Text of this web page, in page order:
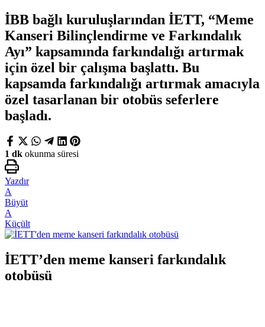
İBB bağlı kuruluşlarından İETT, “Meme
Kanseri Bilinçlendirme ve Farkındalık
Ayı” kapsamında farkındalığı artırmak
için özel bir çalışma başlattı. Bu
kapsamda farkındalığı artırmak amacıyla
özel tasarlanan bir otobüs seferlere
başladı.
1 dk okunma süresi
Yazdır
A
Büyüt
A
Küçült
İETT’den meme kanseri farkındalık
otobüsü